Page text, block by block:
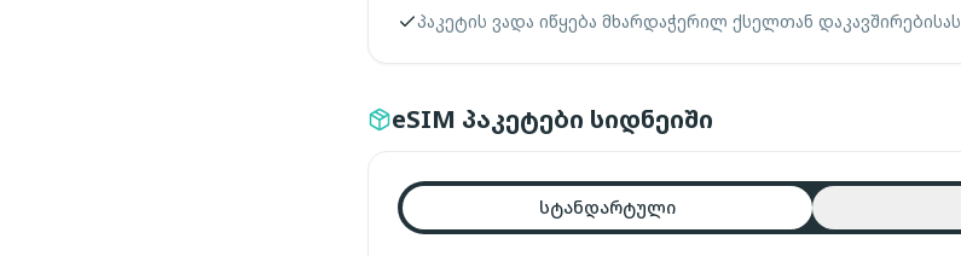
პაკეტის ვადა იწყება მხარდაჭერილ ქსელთან დაკავშირებისას
eSIM პაკეტები სიდნეიში
სტანდარტული